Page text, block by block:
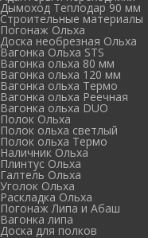
Дымоход Теплодар 90 мм
Cтроительные материалы
Погонаж Ольха
Доска необрезная Ольха
Вагонка Ольха STS
Вагонка ольха 80 мм
Вагонка ольха 120 мм
Вагонка ольха Термо
Вагонка ольха Реечная
Вагонка ольха DUO
Полок Ольха
Полок ольха светлый
Полок ольха Термо
Наличник Ольха
Плинтус Ольха
Галтель Ольха
Уголок Ольха
Раскладка Ольха
Погонаж Липа и Абаш
Вагонка липа
Доска для полков